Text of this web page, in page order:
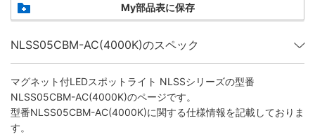
My部品表に保存
NLSS05CBM-AC(4000K)のスペック
マグネット付LEDスポットライト NLSSシリーズの型番
NLSS05CBM-AC(4000K)のページです。
型番NLSS05CBM-AC(4000K)に関する仕様情報を記載しておりま
す。